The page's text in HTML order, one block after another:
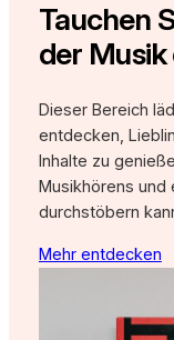
Tauchen
der Musik
Dieser Bereich
entdecken,
Inhalte zu
Musikhörens und
durchstöbern
Mehr entdecken